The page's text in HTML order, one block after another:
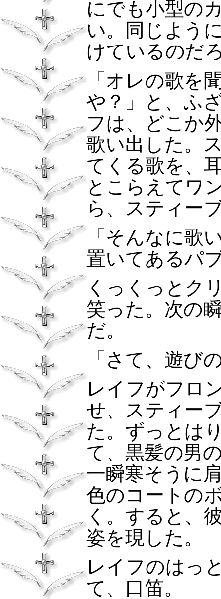
にでも小型の
い。同じよう
けているのだ
「オレの歌を
や？」と、ふ
フは、どこか
歌い出した。
てくる歌を、
とこらえてワ
ら、スティー
「そんなに歌
置いてあるパ
くっくっとク
笑った。次の
だ。
「さて、遊び
レイフがフロ
せ、スティー
た。ずっとは
て、黒髪の男
一瞬寒そうに
色のコートの
く。すると、
姿を現した。
レイフのはっ
て、口笛。